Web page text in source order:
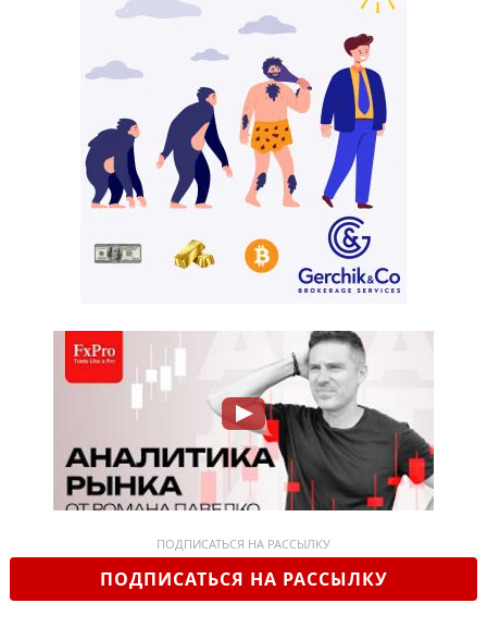
ПОДПИСАТЬСЯ НА РАССЫЛКУ
ПОДПИСАТЬСЯ НА РАССЫЛКУ